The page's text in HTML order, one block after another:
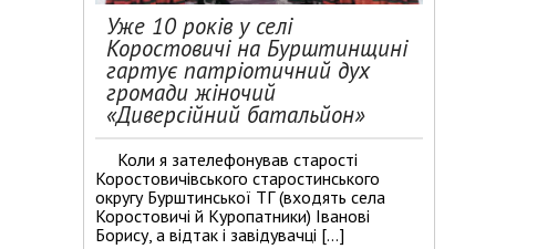
Уже 10 років у селі
Коростовичі на Бурштинщині
гартує патріотичний дух
громади жіночий
«Диверсійний батальйон»
Коли я зателефонував старості
Коростовичівського старостинського
округу Бурштинської ТГ (входять села
Коростовичі й Куропатники) Іванові
Борису, а відтак і завідувачці […]